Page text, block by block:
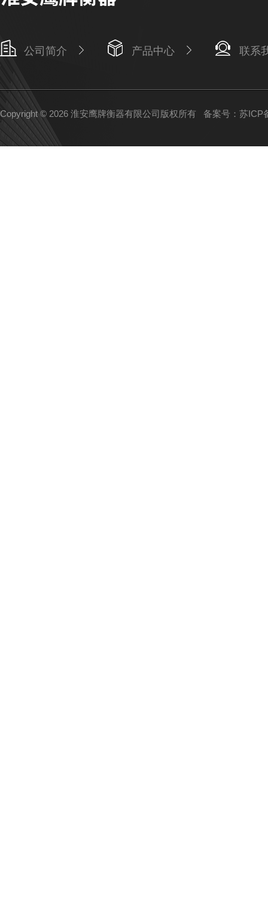
公司简介 产品中心 联系
Copyright © 2026 淮安鹰牌衡器有限公司版权所有 备案号：苏ICP